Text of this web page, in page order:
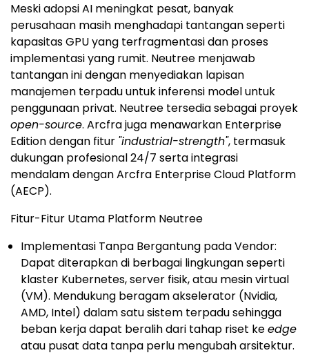
Meski adopsi AI meningkat pesat, banyak
perusahaan masih menghadapi tantangan seperti
kapasitas GPU yang terfragmentasi dan proses
implementasi yang rumit. Neutree menjawab
tantangan ini dengan menyediakan lapisan
manajemen terpadu untuk inferensi model untuk
penggunaan privat. Neutree tersedia sebagai proyek
open-source. Arcfra juga menawarkan Enterprise
Edition dengan fitur "industrial-strength", termasuk
dukungan profesional 24/7 serta integrasi
mendalam dengan Arcfra Enterprise Cloud Platform
(AECP).
Fitur-Fitur Utama Platform Neutree
Implementasi Tanpa Bergantung pada Vendor:
Dapat diterapkan di berbagai lingkungan seperti
klaster Kubernetes, server fisik, atau mesin virtual
(VM). Mendukung beragam akselerator (Nvidia,
AMD, Intel) dalam satu sistem terpadu sehingga
beban kerja dapat beralih dari tahap riset keedge
atau pusat data tanpa perlu mengubah arsitektur.